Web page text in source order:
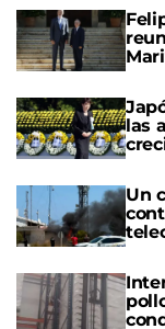
las
Un